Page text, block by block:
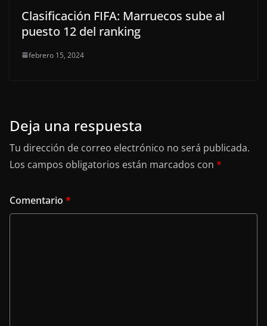
Clasificación FIFA: Marruecos sube al
puesto 12 del ranking
febrero 15, 2024
Deja una respuesta
Tu dirección de correo electrónico no será publicada.
Los campos obligatorios están marcados con *
Comentario *